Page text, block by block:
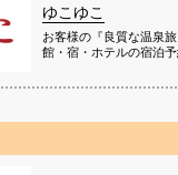
ゆこゆこ
お客様の『良質な温泉
館・宿・ホテルの宿泊